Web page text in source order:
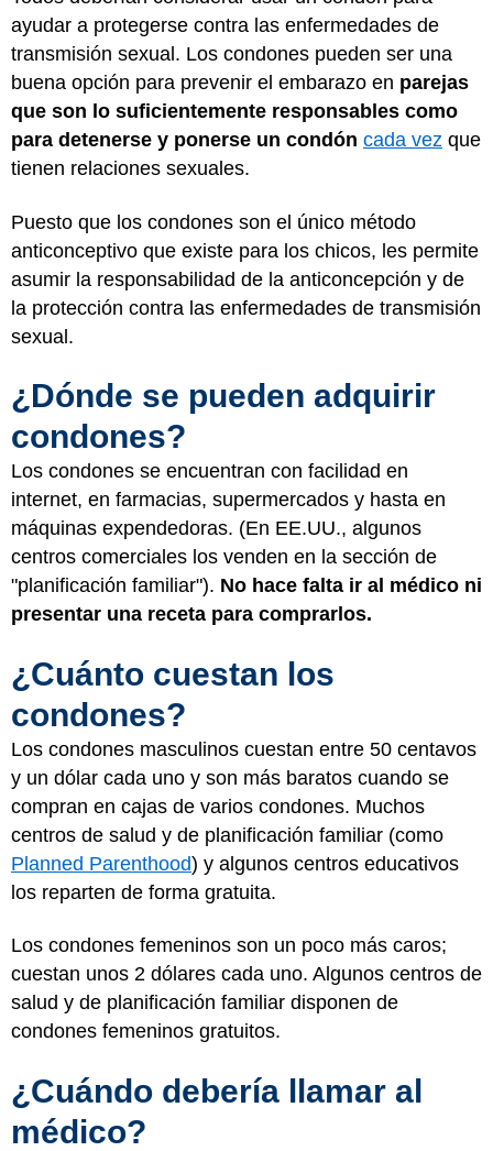
ayudar a protegerse contra las enfermedades de
transmisión sexual. Los condones pueden ser una
buena opción para prevenir el embarazo en parejas
que son lo suficientemente responsables como
para detenerse y ponerse un condón cada vez que
tienen relaciones sexuales.
Puesto que los condones son el único método
anticonceptivo que existe para los chicos, les permite
asumir la responsabilidad de la anticoncepción y de
la protección contra las enfermedades de transmisión
sexual.
¿Dónde se pueden adquirir
condones?
Los condones se encuentran con facilidad en
internet, en farmacias, supermercados y hasta en
máquinas expendedoras. (En EE.UU., algunos
centros comerciales los venden en la sección de
"planificación familiar"). No hace falta ir al médico ni
presentar una receta para comprarlos.
¿Cuánto cuestan los
condones?
Los condones masculinos cuestan entre 50 centavos
y un dólar cada uno y son más baratos cuando se
compran en cajas de varios condones. Muchos
centros de salud y de planificación familiar (como
Planned Parenthood) y algunos centros educativos
los reparten de forma gratuita.
Los condones femeninos son un poco más caros;
cuestan unos 2 dólares cada uno. Algunos centros de
salud y de planificación familiar disponen de
condones femeninos gratuitos.
¿Cuándo debería llamar al
médico?